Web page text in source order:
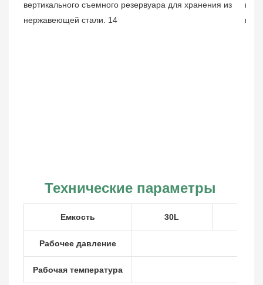
Технические параметры
Емкость 30L
Рабочее давление
Рабочая температура